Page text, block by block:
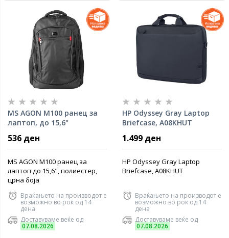
MS AGON M100 ранец за
лаптоп, до 15,6"
536 ден
MS AGON M100 ранец за
лаптоп до 15,6", полиестер,
црна боја
Враќањето на производот е
возможно во рок од 14
дена
Доставуваме веќе од
07.08.2026
HP Odyssey Gray Laptop
Briefcase, A08KHUT
1.499 ден
HP Odyssey Gray Laptop
Briefcase, A08KHUT
Враќањето на производот е
возможно во рок од 14
дена
Доставуваме веќе од
07.08.2026